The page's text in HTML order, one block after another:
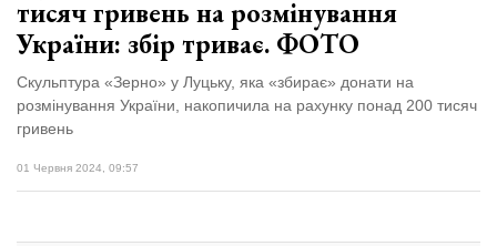
Персона
Лайф
Афіша
Контакти
тисяч гривень на розмінування
України: збір триває. ФОТО
Скульптура «Зерно» у Луцьку, яка «збирає» донати на
розмінування України, накопичила на рахунку понад 200 тисяч
гривень
01 Червня 2024, 09:57